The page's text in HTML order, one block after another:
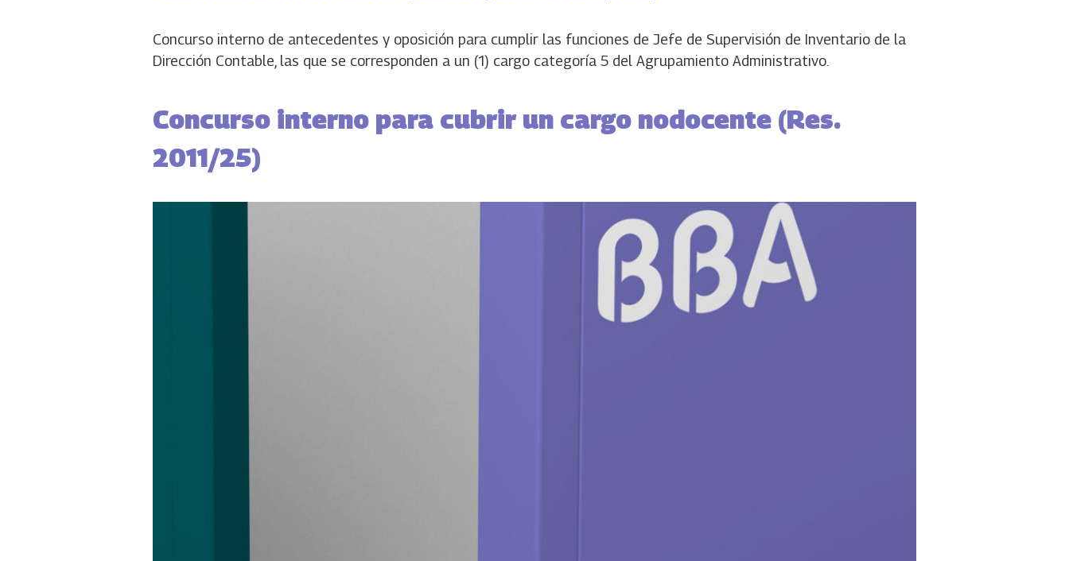
Concurso interno de antecedentes y oposición para cumplir las funciones de Jefe de Supervisión de Inventario de la
Dirección Contable, las que se corresponden a un (1) cargo categoría 5 del Agrupamiento Administrativo.
Concurso interno para cubrir un cargo nodocente (Res.
2011/25)